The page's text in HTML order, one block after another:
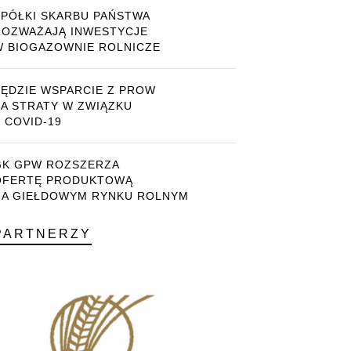
SKARBU PAŃSTWA
INWESTYCJE
BIOGAZOWNIE ROLNICZE
WSPARCIE Z PROW
STRATY W ZWIĄZKU
COVID-19
GPW ROZSZERZA
PRODUKTOWĄ
GIEŁDOWYM RYNKU ROLNYM